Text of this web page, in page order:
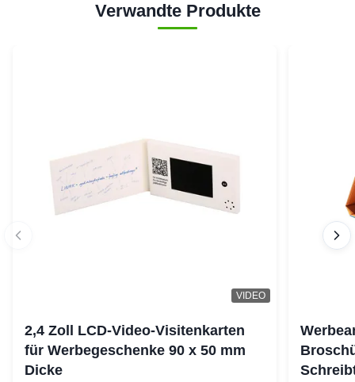
Verwandte Produkte
VIDEO
2,4 Zoll LCD-Video-Visitenkarten
für Werbegeschenke 90 x 50 mm
Dicke